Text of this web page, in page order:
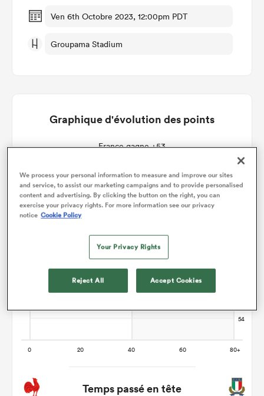
Ven 6th Octobre 2023, 12:00pm PDT
Groupama Stadium
Graphique d'évolution des points
France gagne +53
Temps passé en tête
We process your personal information to measure and improve our sites
and service, to assist our marketing campaigns and to provide personalised
content and advertising. By clicking the button on the right, you can
exercise your privacy rights. For more information see our privacy
notice Cookie Policy
Your Privacy Rights
Reject All Accept Cookies